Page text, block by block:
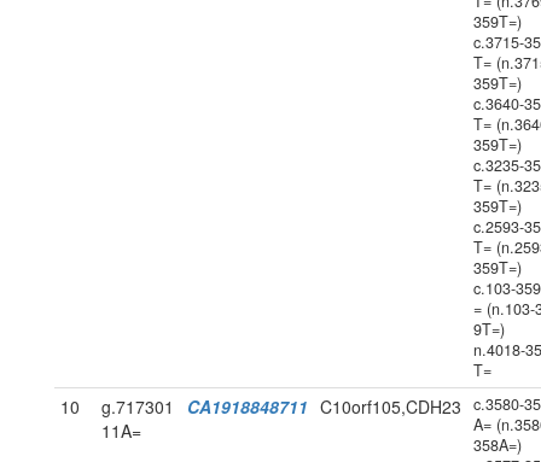
359T=)
c.3715-
T=
359T=)
c.3640-
T=
359T=)
c.3235-
T=
359T=)
c.2593-
T=
359T=)
c.103-
= (n.103-
9T=)
n.4018-
T=
10
g.717301
11A=
CA1918848711 C10orf105,CDH23
c.3580-
A=
358A=)